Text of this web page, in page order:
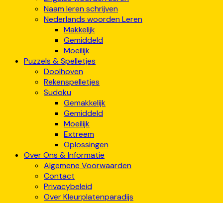
Naam leren schrijven
Nederlands woorden Leren
Makkelijk
Gemiddeld
Moeilijk
Puzzels & Spelletjes
Doolhoven
Rekenspelletjes
Sudoku
Gemakkelijk
Gemiddeld
Moeilijk
Extreem
Oplossingen
Over Ons & Informatie
Algemene Voorwaarden
Contact
Privacybeleid
Over Kleurplatenparadijs